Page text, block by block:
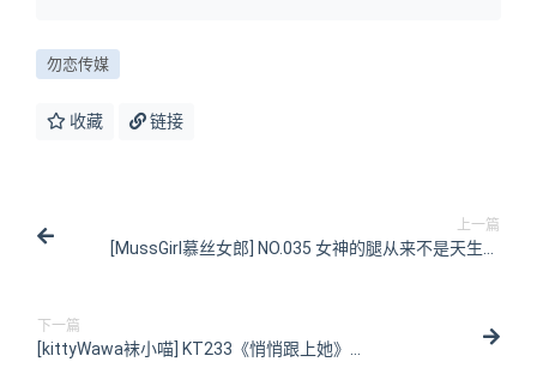
勿恋传媒
收藏 链接
上一篇
[MussGirl慕丝女郎] NO.035 女神的腿从来不是天生的
下一篇
[kittyWawa袜小喵] KT233《悄悄跟上她》